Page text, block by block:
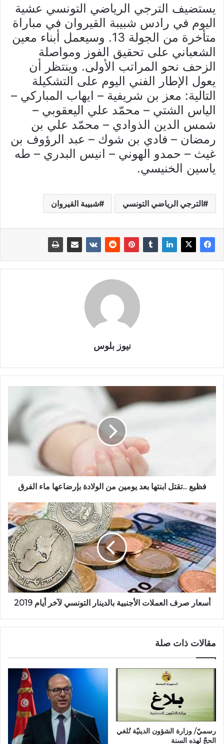
يستضيف الترجي الرياضي التونسي عشية
اليوم في رادس شبيبة القيروان في مباراة
متأخرة من الجولة 13. وسيعمل أبناء معين
الشعباني على تحقيق الفوز ومواصلة
الزحف نحو المراتب الأولى. وينتظر أن
يعول الإطار الفني اليوم على التشكيلة
التالية: معز بن شريفية – ايهاب المباركي –
الياس الشتي – محمّد علي اليعقوبي –
شمس الدين الذوادي – محمّد علي بن
رمضان – فادي بن شوك – عبد الرؤوف بن
غيث – حمدو الهوني – انيس البدري – طه
ياسين الخنيسي.
الترجي الرياضي التونسي شبيبة القيروان
نيوز بلوس
فظيع ...تقتل ابنتها بعد يومين من الولادة بإرضاعها ماء الفرق
أسعار صرف العملات الأجنبية بالدينار التونسي لآخر أيام 2019
مقالات ذات صلة
رسميّ/ وزارة الشؤون الدينيّة تُلغي
الحجّ لهذه السنة